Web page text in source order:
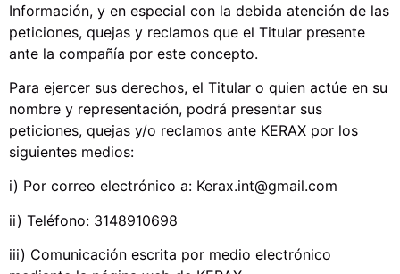
Información, y en especial con la debida atención de las
peticiones, quejas y reclamos que el Titular presente
ante la compañía por este concepto.
Para ejercer sus derechos, el Titular o quien actúe en su
nombre y representación, podrá presentar sus
peticiones, quejas y/o reclamos ante KERAX por los
siguientes medios:
i) Por correo electrónico a: Kerax.int@gmail.com
ii) Teléfono: 3148910698
iii) Comunicación escrita por medio electrónico